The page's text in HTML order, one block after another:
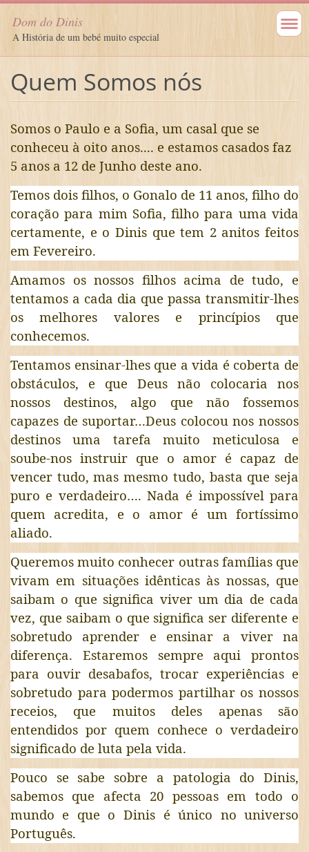
Dom do Dinis
A História de um bebé muito especial
Quem Somos nós
Somos o Paulo e a Sofia, um casal que se
conheceu à oito anos.... e estamos casados faz
5 anos a 12 de Junho deste ano.
Temos dois filhos, o Gonalo de 11 anos, filho do
coração para mim Sofia, filho para uma vida
certamente, e o Dinis que tem 2 anitos feitos
em Fevereiro.
Amamos os nossos filhos acima de tudo, e
tentamos a cada dia que passa transmitir-lhes
os melhores valores e princípios que
conhecemos.
Tentamos ensinar-lhes que a vida é coberta de
obstáculos, e que Deus não colocaria nos
nossos destinos, algo que não fossemos
capazes de suportar…Deus colocou nos nossos
destinos uma tarefa muito meticulosa e
soube-nos instruir que o amor é capaz de
vencer tudo, mas mesmo tudo, basta que seja
puro e verdadeiro…. Nada é impossível para
quem acredita, e o amor é um fortíssimo
aliado.
Queremos muito conhecer outras famílias que
vivam em situações idênticas às nossas, que
saibam o que significa viver um dia de cada
vez, que saibam o que significa ser diferente e
sobretudo aprender e ensinar a viver na
diferença. Estaremos sempre aqui prontos
para ouvir desabafos, trocar experiências e
sobretudo para podermos partilhar os nossos
receios, que muitos deles apenas são
entendidos por quem conhece o verdadeiro
significado de luta pela vida.
Pouco se sabe sobre a patologia do Dinis,
sabemos que afecta 20 pessoas em todo o
mundo e que o Dinis é único no universo
Português.